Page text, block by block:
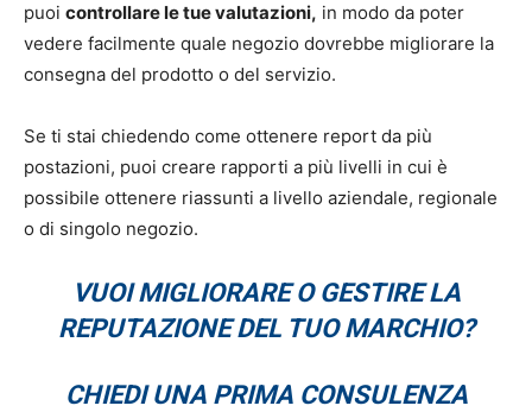
puoi controllare le tue valutazioni, in modo da poter
vedere facilmente quale negozio dovrebbe migliorare la
consegna del prodotto o del servizio.
Se ti stai chiedendo come ottenere report da più
postazioni, puoi creare rapporti a più livelli in cui è
possibile ottenere riassunti a livello aziendale, regionale
o di singolo negozio.
VUOI MIGLIORARE O GESTIRE LA
REPUTAZIONE DEL TUO MARCHIO?
CHIEDI UNA PRIMA CONSULENZA